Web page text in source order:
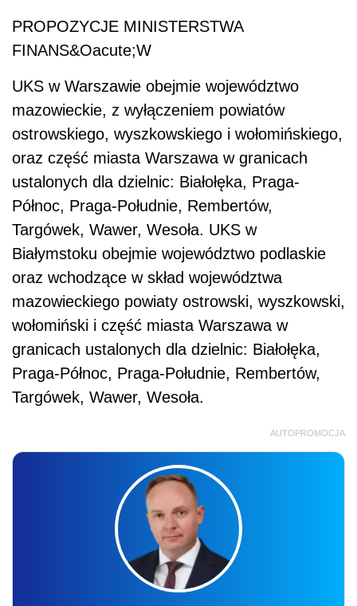
PROPOZYCJE MINISTERSTWA
FINANS&Oacute;W
UKS w Warszawie obejmie województwo
mazowieckie, z wyłączeniem powiatów
ostrowskiego, wyszkowskiego i wołomińskiego,
oraz część miasta Warszawa w granicach
ustalonych dla dzielnic: Białołęka, Praga-
Północ, Praga-Południe, Rembertów,
Targówek, Wawer, Wesoła. UKS w
Białymstoku obejmie województwo podlaskie
oraz wchodzące w skład województwa
mazowieckiego powiaty ostrowski, wyszkowski,
wołomiński i część miasta Warszawa w
granicach ustalonych dla dzielnic: Białołęka,
Praga-Północ, Praga-Południe, Rembertów,
Targówek, Wawer, Wesoła.
AUTOPROMOCJA